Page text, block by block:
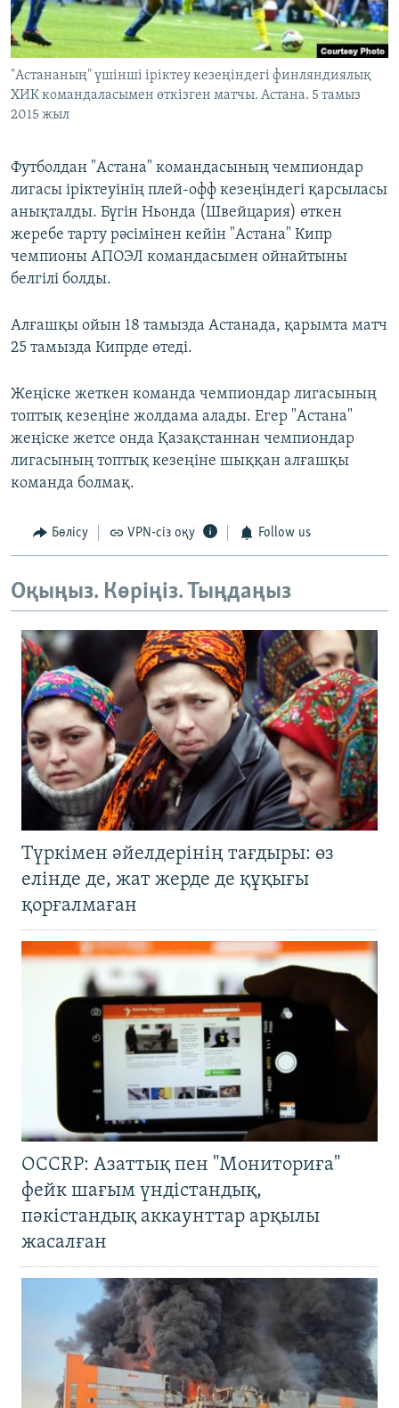
ЖАЗЫЛЫҢЫЗ
Басқа тілдерде
"Астананың" үшінші іріктеу кезеңіндегі финляндиялық
ХИК командаласымен өткізген матчы. Астана. 5 тамыз
2015 жыл
Футболдан "Астана" командасының чемпиондар
лигасы іріктеуінің плей-офф кезеңіндегі қарсыласы
анықталды. Бүгін Ньонда (Швейцария) өткен
жеребе тарту рәсімінен кейін "Астана" Кипр
чемпионы АПОЭЛ командасымен ойнайтыны
белгілі болды.
Алғашқы ойын 18 тамызда Астанада, қарымта матч
25 тамызда Кипрде өтеді.
Жеңіске жеткен команда чемпиондар лигасының
топтық кезеңіне жолдама алады. Егер "Астана"
жеңіске жетсе онда Қазақстаннан чемпиондар
лигасының топтық кезеңіне шыққан алғашқы
команда болмақ.
Бөлісу VPN-сіз оқу Follow us
Оқыңыз. Көріңіз. Тыңдаңыз
Түркімен әйелдерінің тағдыры: өз
елінде де, жат жерде де құқығы
қорғалмаған
OCCRP: Азаттық пен "Мониториға"
фейк шағым үндістандық,
пәкістандық аккаунттар арқылы
жасалған